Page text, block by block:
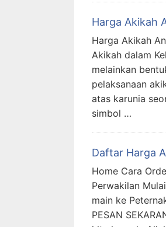
Harga Akikah
Harga Akikah
Akikah dalam
melainkan
pelaksanaan
atas karunia
simbol …
Daftar Harga
Home Cara
Perwakilan
main ke
PESAN